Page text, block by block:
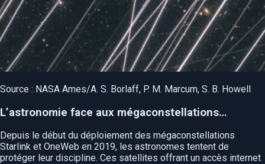
Source : NASA Ames/A. S. Borlaff, P. M. Marcum, S. B. Howell
L’astronomie face aux mégaconstellations…
Depuis le début du déploiement des mégaconstellations
Starlink et OneWeb en 2019, les astronomes tentent de
protéger leur discipline. Ces satellites offrant un accès internet